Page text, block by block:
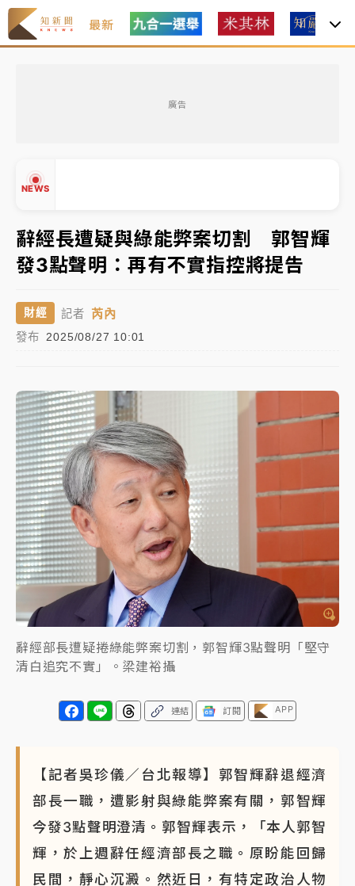
最新
廣告
NEWS
中信慈善基金會想增加董事人數！辜仲諒向法院聲請遭
駁 理由曝光
故宮《龍藏經》特展第2檔！今線上預約開賣一度塞車
周六起展出延長至晚上7時
台東農業處長涉圖利渡假村！東檢抗告成功 今重開羈
父親節泡湯了！中颱白海豚雨彈轟3天 「紅到發紫」降
雨熱區曝
女律師陳昱瑄詐慈濟10億！黃金158kg遭查扣畫面曝光
暑假過三周才推「E宿新北打卡趣」！抽獎程序複雜 觀
旅局回應了
中信慈善基金會想增加董事人數！辜仲諒向法院聲請遭
駁 理由曝光
故宮《龍藏經》特展第2檔！今線上預約開賣一度塞車
周六起展出延長至晚上7時
台東農業處長涉圖利渡假村！東檢抗告成功 今重開羈
押庭
雨熱區曝
辭經長遭疑與綠能弊案切割 郭智輝
發3點聲明：再有不實指控將提告
財經 記者 芮內
發布 2025/08/27 10:01
辭經部長遭疑捲綠能弊案切割，郭智輝3點聲明「堅守
清白追究不實」。梁建裕攝
連結 訂閱 APP
【記者吳珍儀／台北報導】郭智輝辭退經濟
部長一職，遭影射與綠能弊案有關，郭智輝
今發3點聲明澄清。郭智輝表示，「本人郭智
輝，於上週辭任經濟部長之職。原盼能回歸
民間，靜心沉澱。然近日，有特定政治人物